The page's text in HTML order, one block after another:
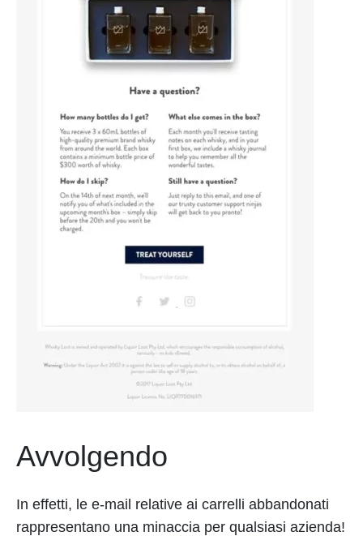
Avvolgendo
In effetti, le e-mail relative ai carrelli abbandonati
rappresentano una minaccia per qualsiasi azienda!